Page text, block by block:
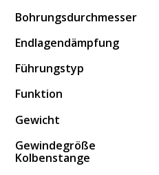
Bohrungsdurchmesser
Endlagendämpfung
Führungstyp
Funktion
Gewicht
Gewindegröße
Kolbenstange